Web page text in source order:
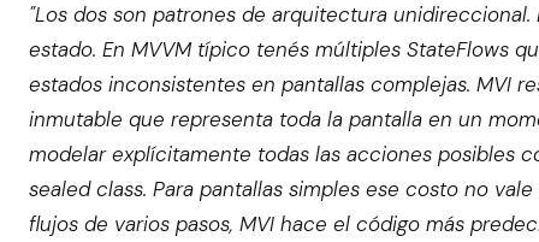
"Los dos son patrones de arquitectura
estado. En MVVM típico tenés múltiples StateFlows
estados inconsistentes en pantallas complejas. MVI
inmutable que representa toda la pantalla en un
modelar explícitamente todas las acciones posibles
sealed class. Para pantallas simples ese costo no
flujos de varios pasos, MVI hace el código más